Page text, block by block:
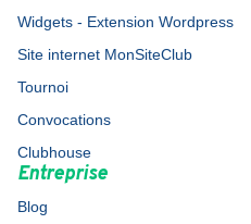
Widgets - Extension Wordpress
Site internet MonSiteClub
Tournoi
Convocations
Clubhouse
Entreprise
Blog